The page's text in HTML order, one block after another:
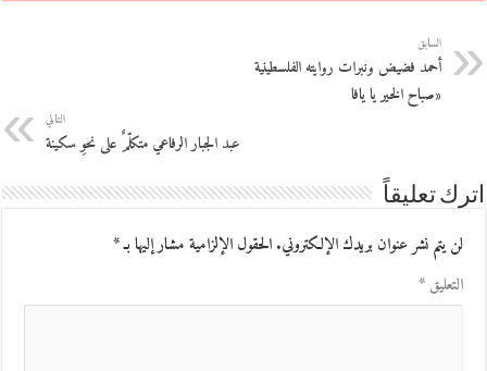
السابق
أحمد فضيض ونبرات روايته الفلسطينية
«صباح الخير يا يافا
التالي
عبد الجبار الرفاعي متكلّمٌ على نحوِ سكينة
اترك تعليقاً
لن يتم نشر عنوان بريدك الإلكتروني.الحقول الإلزامية مشار إليها بـ*
التعليق*